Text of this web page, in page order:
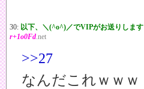
30: 以下、＼(^o^)／でVIPがお送りします
r+1o0Fd.net
>>27
なんだこれｗｗｗ